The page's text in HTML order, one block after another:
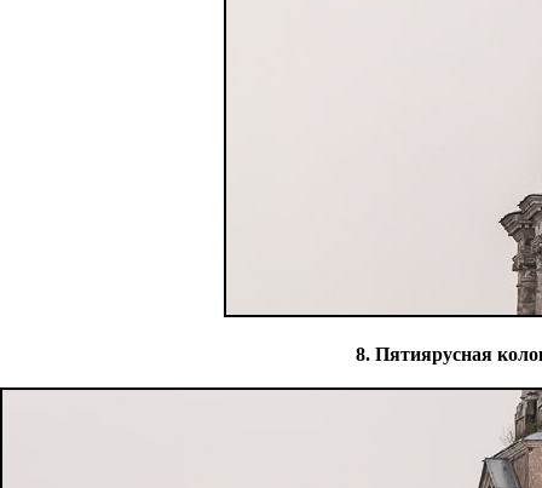
8. Пятиярусная